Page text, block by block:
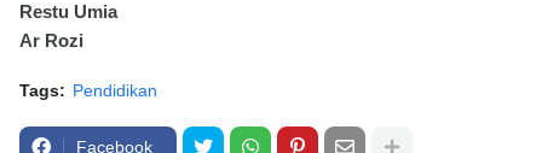
Restu Umia
Ar Rozi
Tags: Pendidikan
Facebook